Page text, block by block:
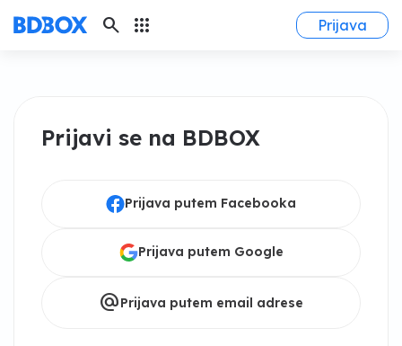
search apps Prijava
Prijavi se na BDBOX
Prijava putem Facebooka
Prijava putem Google
alternate_emailPrijava putem email adrese